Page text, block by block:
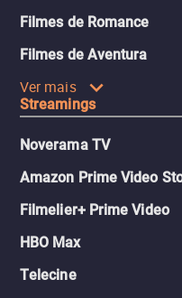
Filmes de Romance
Filmes de Aventura
Ver mais
Streamings
Noverama TV
Amazon Prime Video
Filmelier+ Prime Video
HBO Max
Telecine